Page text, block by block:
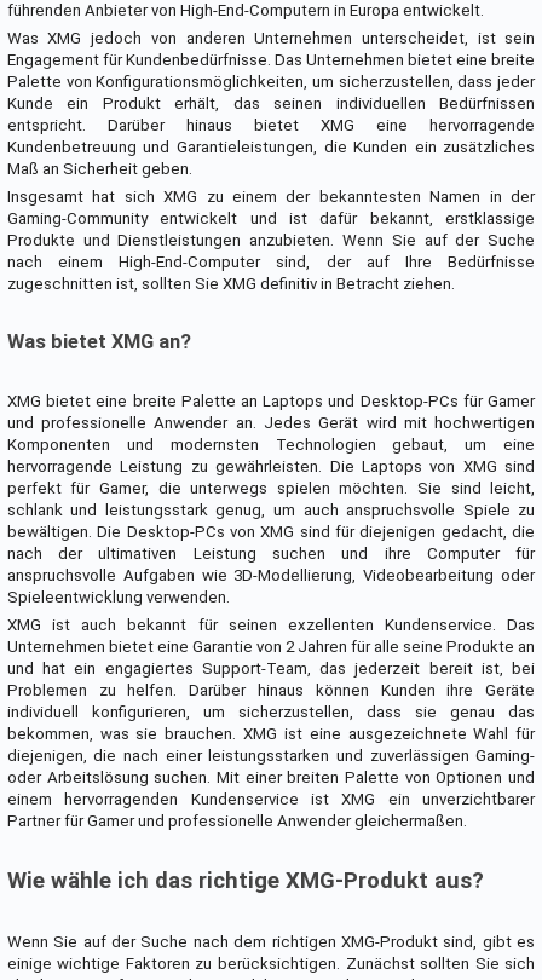
führenden Anbieter von High-End-Computern in Europa entwickelt.
Was XMG jedoch von anderen Unternehmen unterscheidet, ist sein
Engagement für Kundenbedürfnisse. Das Unternehmen bietet eine breite
Palette von Konfigurationsmöglichkeiten, um sicherzustellen, dass jeder
Kunde ein Produkt erhält, das seinen individuellen Bedürfnissen
entspricht. Darüber hinaus bietet XMG eine hervorragende
Kundenbetreuung und Garantieleistungen, die Kunden ein zusätzliches
Maß an Sicherheit geben.
Insgesamt hat sich XMG zu einem der bekanntesten Namen in der
Gaming-Community entwickelt und ist dafür bekannt, erstklassige
Produkte und Dienstleistungen anzubieten. Wenn Sie auf der Suche
nach einem High-End-Computer sind, der auf Ihre Bedürfnisse
zugeschnitten ist, sollten Sie XMG definitiv in Betracht ziehen.
Was bietet XMG an?
XMG bietet eine breite Palette an Laptops und Desktop-PCs für Gamer
und professionelle Anwender an. Jedes Gerät wird mit hochwertigen
Komponenten und modernsten Technologien gebaut, um eine
hervorragende Leistung zu gewährleisten. Die Laptops von XMG sind
perfekt für Gamer, die unterwegs spielen möchten. Sie sind leicht,
schlank und leistungsstark genug, um auch anspruchsvolle Spiele zu
bewältigen. Die Desktop-PCs von XMG sind für diejenigen gedacht, die
nach der ultimativen Leistung suchen und ihre Computer für
anspruchsvolle Aufgaben wie 3D-Modellierung, Videobearbeitung oder
Spieleentwicklung verwenden.
XMG ist auch bekannt für seinen exzellenten Kundenservice. Das
Unternehmen bietet eine Garantie von 2 Jahren für alle seine Produkte an
und hat ein engagiertes Support-Team, das jederzeit bereit ist, bei
Problemen zu helfen. Darüber hinaus können Kunden ihre Geräte
individuell konfigurieren, um sicherzustellen, dass sie genau das
bekommen, was sie brauchen. XMG ist eine ausgezeichnete Wahl für
diejenigen, die nach einer leistungsstarken und zuverlässigen Gaming-
oder Arbeitslösung suchen. Mit einer breiten Palette von Optionen und
einem hervorragenden Kundenservice ist XMG ein unverzichtbarer
Partner für Gamer und professionelle Anwender gleichermaßen.
Wie wähle ich das richtige XMG-Produkt aus?
Wenn Sie auf der Suche nach dem richtigen XMG-Produkt sind, gibt es
einige wichtige Faktoren zu berücksichtigen. Zunächst sollten Sie sich